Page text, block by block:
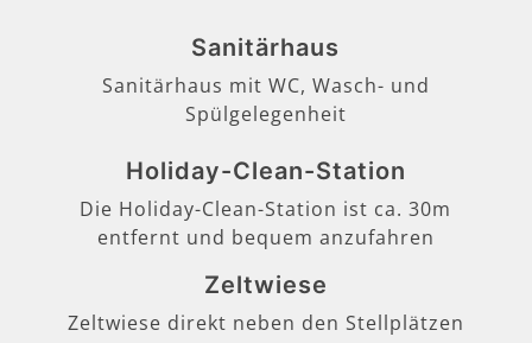
Sanitärhaus
Sanitärhaus mit WC, Wasch- und
Spülgelegenheit
Holiday-Clean-Station
Die Holiday-Clean-Station ist ca. 30m
entfernt und bequem anzufahren
Zeltwiese
Zeltwiese direkt neben den Stellplätzen